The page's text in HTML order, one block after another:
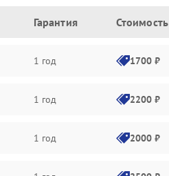
Гарантия Стоимость
1 год 1700 ₽
1 год 2200 ₽
1 год 2000 ₽